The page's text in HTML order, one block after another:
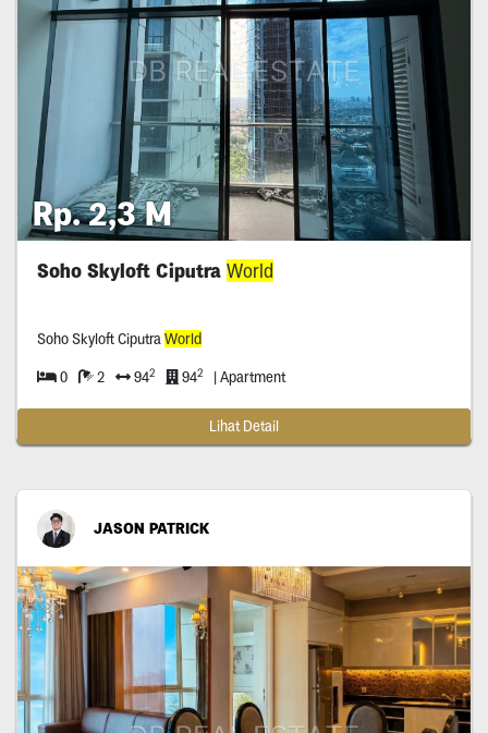
Rp. 2,3 M
Soho Skyloft Ciputra World
Soho Skyloft CiputraWorld
0 2 942 942 | Apartment
Lihat Detail
JASON PATRICK